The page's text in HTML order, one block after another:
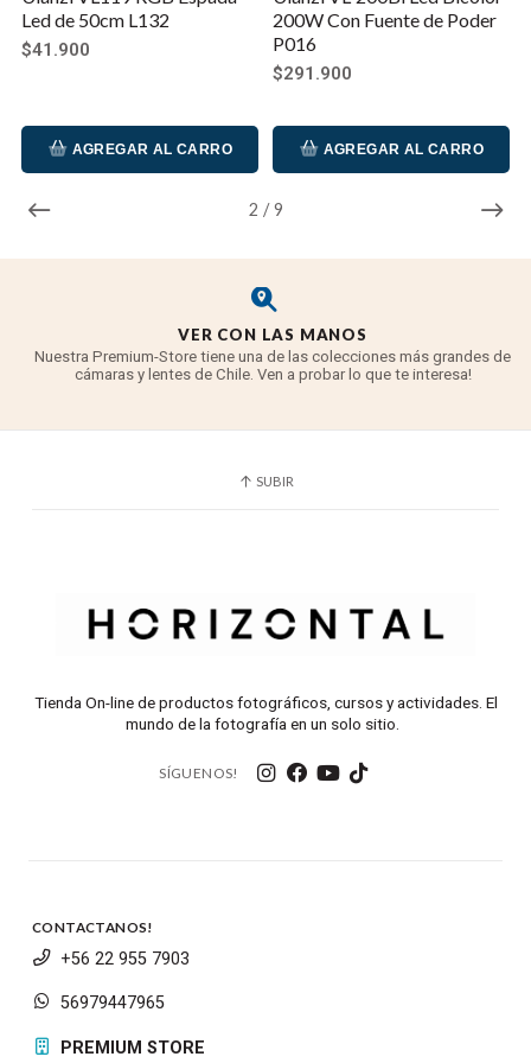
Fuentes de alimentación: Adaptador de corriente
DC a 220V o batería V-Mount (no incluida)
Control inalámbrico: Hasta 30 metros de
Nota importante:El producto no incluye batería,
2 / 9
Led de 50cm L132
$41.900
AGREGAR AL CARRO
200W Con Fuente de Poder
P016
$291.900
AGREGAR AL CARRO
VER CON LAS MANOS
Nuestra Premium-Store tiene una de las colecciones más grandes de
cámaras y lentes de Chile. Ven a probar lo que te interesa!
SUBIR
Tienda On-line de productos fotográficos, cursos y actividades. El
mundo de la fotografía en un solo sitio.
SÍGUENOS!
CONTACTANOS!
+56 22 955 7903
56979447965
PREMIUM STORE